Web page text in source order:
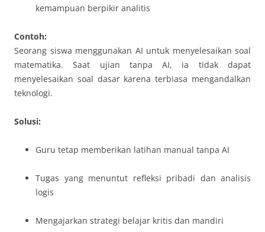
kemampuan berpikir analitis
Contoh:
Seorang siswa menggunakan AI untuk menyelesaikan soal
matematika. Saat ujian tanpa AI, ia tidak dapat
menyelesaikan soal dasar karena terbiasa mengandalkan
teknologi.
Solusi:
Guru tetap memberikan latihan manual tanpa AI
Tugas yang menuntut refleksi pribadi dan analisis
logis
Mengajarkan strategi belajar kritis dan mandiri